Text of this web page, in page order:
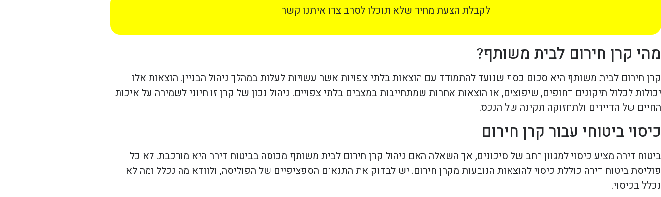
לקבלת הצעת מחיר שלא תוכלו לסרב צרו איתנו קשר
מהי קרן חירום לבית משותף?
קרן חירום לבית משותף היא סכום כסף שנועד להתמודד עם הוצאות בלתי צפויות אשר עשויות לעלות במהלך ניהול הבניין. הוצאות אלו
יכולות לכלול תיקונים דחופים, שיפוצים, או הוצאות אחרות שמתחייבות במצבים בלתי צפויים. ניהול נכון של קרן זו חיוני לשמירה על איכות
החיים של הדיירים ולתחזוקה תקינה של הנכס.
כיסוי ביטוחי עבור קרן חירום
ביטוח דירה מציע כיסוי למגוון רחב של סיכונים, אך השאלה האם ניהול קרן חירום לבית משותף מכוסה בביטוח דירה היא מורכבת. לא כל
פוליסת ביטוח דירה כוללת כיסוי להוצאות הנובעות מקרן חירום. יש לבדוק את התנאים הספציפיים של הפוליסה, ולוודא מה נכלל ומה לא
נכלל בכיסוי.